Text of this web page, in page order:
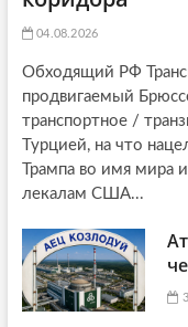
04.08.2026
Обходящий РФ
продвигаемый
транспортное /
Турцией, на что
Трампа во имя мира
лекалам США...